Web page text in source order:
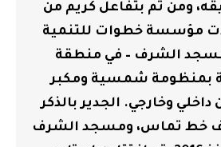
ومن ثم بتفاعل كريم من
مؤسسة خطوات للتنمية
مسجد الشرف – في منطقة
بمنظومة شمسية ومكبر
وخارجي. الجدير بالذكر
خط تماس، ومسجد الشرف